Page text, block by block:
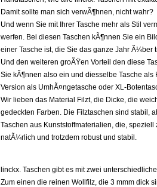
Damit sollte man sich verwÃ¶hnen, nicht wahr?
Und wenn Sie mit Ihrer Tasche mehr als Stil
werfen. Bei diesen Taschen kÃ¶nnen Sie ein
einer Tasche ist, die Sie das ganze Jahr
Und den weiteren groÃŸen Vorteil den diese
Sie kÃ¶nnen also ein und diesselbe Tasche
Version als UmhÃ¤ngetasche oder XL-
Wir lieben das Material Filzt, die Dicke, die
gedeckten Farben. Die Filztaschen sind stabil,
Taschen aus Kunststoffmaterialien, die,
natÃ¼rlich und trotzdem robust und stabil.
linckx. Taschen gibt es mit zwei
Zum einen die reinen Wollfilz, die 3 mmm dick